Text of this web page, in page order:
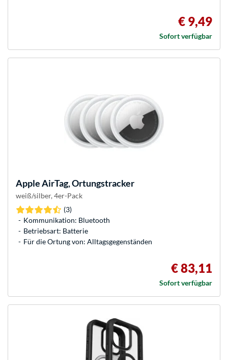
€ 9,49
Sofort verfügbar
AppleAirTag, Ortungstracker
weiß/silber, 4er-Pack
(3)
Kommunikation: Bluetooth
Betriebsart: Batterie
Für die Ortung von: Alltagsgegenständen
€ 83,11
Sofort verfügbar